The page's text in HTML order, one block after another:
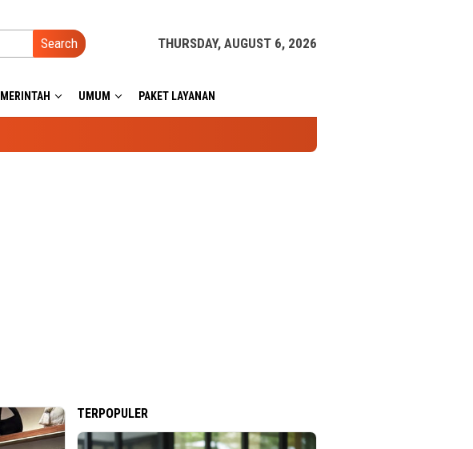
Search THURSDAY, AUGUST 6, 2026
UMUM PAKET LAYANAN
TERPOPULER